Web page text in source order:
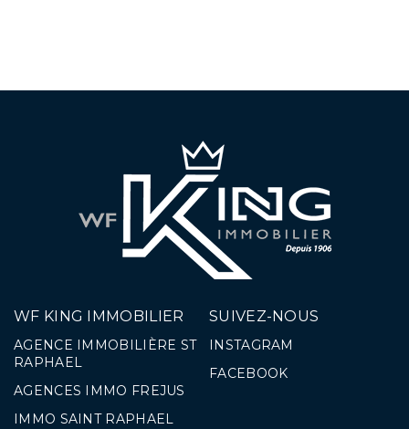
WF KING IMMOBILIER
AGENCE IMMOBILIÈRE ST
RAPHAEL
AGENCES IMMO FREJUS
IMMO SAINT RAPHAEL
SUIVEZ-NOUS
INSTAGRAM
FACEBOOK